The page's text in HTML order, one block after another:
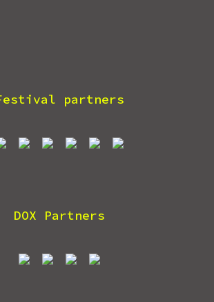
partners
DOX Partners